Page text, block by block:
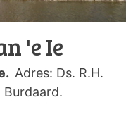
'e Ie
Adres: Ds. R.H.
Burdaard.